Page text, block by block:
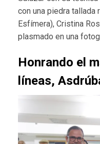
con una piedra tallada
Esfímera), Cristina
plasmado en una
Honrando el
líneas,